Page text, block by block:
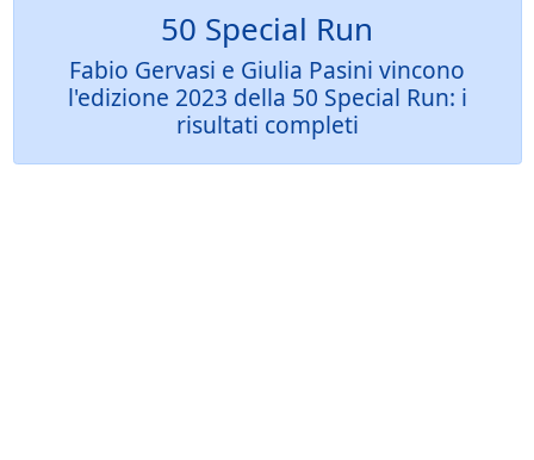
50 Special Run
Fabio Gervasi e Giulia Pasini vincono
l'edizione 2023 della 50 Special Run: i
risultati completi